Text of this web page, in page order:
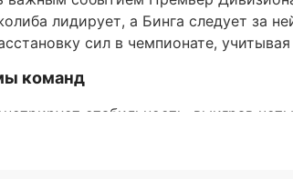
лидирует, а Бинга следует за
сил в чемпионате,
команд
стабильность, выиграв